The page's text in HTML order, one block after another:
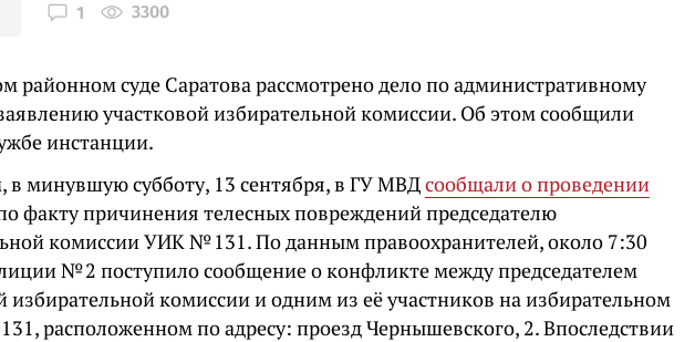
1 3300
районном суде Саратова рассмотрено дело по административному
участковой избирательной комиссии. Об этом сообщили
инстанции.
минувшую субботу, 13 сентября, в ГУ МВДсообщали о проведении
факту причинения телесных повреждений председателю
комиссии УИК № 131. По данным правоохранителей, около 7:30
№ 2 поступило сообщение о конфликте между председателем
избирательной комиссии и одним из её участников на избирательном
расположенном по адресу: проезд Чернышевского, 2. Впоследствии